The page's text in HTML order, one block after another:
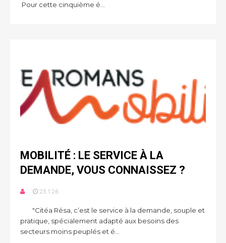
Pour cette cinquième é...
MOBILITÉ : LE SERVICE À LA
DEMANDE, VOUS CONNAISSEZ ?
23.1.26
"Citéa Résa, c’est le service à la demande, souple et
pratique, spécialement adapté aux besoins des
secteurs moins peuplés et é...